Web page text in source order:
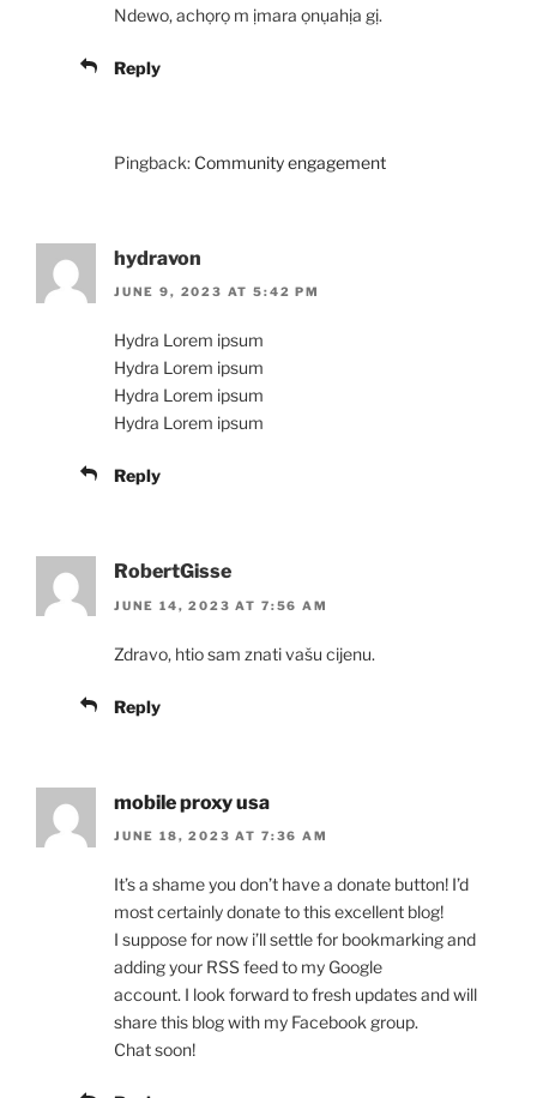
Ndewo, achọrọ m ịmara ọnụahịa gị.
Reply
Pingback: Community engagement
hydravon
JUNE 9, 2023 AT 5:42 PM
Hydra Lorem ipsum
Hydra Lorem ipsum
Hydra Lorem ipsum
Hydra Lorem ipsum
Reply
RobertGisse
JUNE 14, 2023 AT 7:56 AM
Zdravo, htio sam znati vašu cijenu.
Reply
mobile proxy usa
JUNE 18, 2023 AT 7:36 AM
It’s a shame you don’t have a donate button! I’d
most certainly donate to this excellent blog!
I suppose for now i’ll settle for bookmarking and
adding your RSS feed to my Google
account. I look forward to fresh updates and will
share this blog with my Facebook group.
Chat soon!